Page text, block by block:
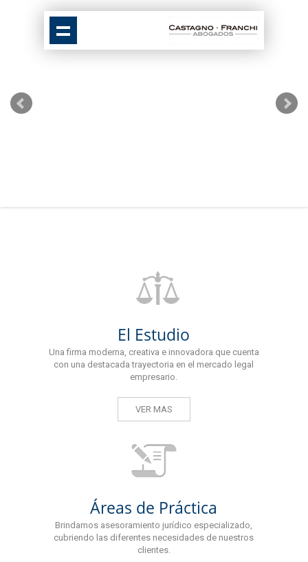
El Estudio
Una firma moderna, creativa e innovadora que cuenta
con una destacada trayectoria en el mercado legal
empresario.
VER MAS
Áreas de Práctica
Brindamos asesoramiento jurídico especializado,
cubriendo las diferentes necesidades de nuestros
clientes.